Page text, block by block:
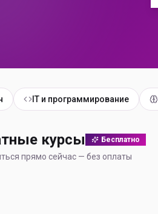
IT и программирование
курсы Бесплатно
прямо сейчас — без оплаты